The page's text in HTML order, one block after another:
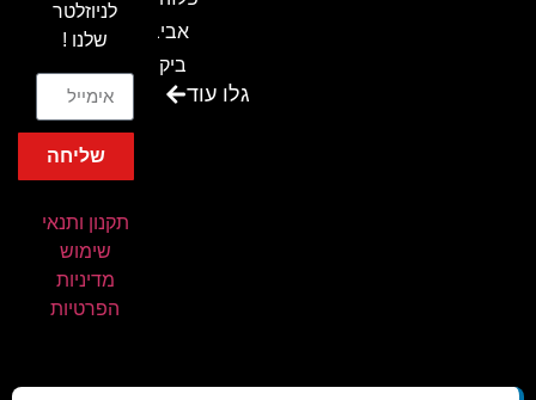
אביב-
ביקור
בכנסגלו עוד
לניוזלטר
שלנו !
שליחה
תקנון ותנאי
שימוש
מדיניות
הפרטיות